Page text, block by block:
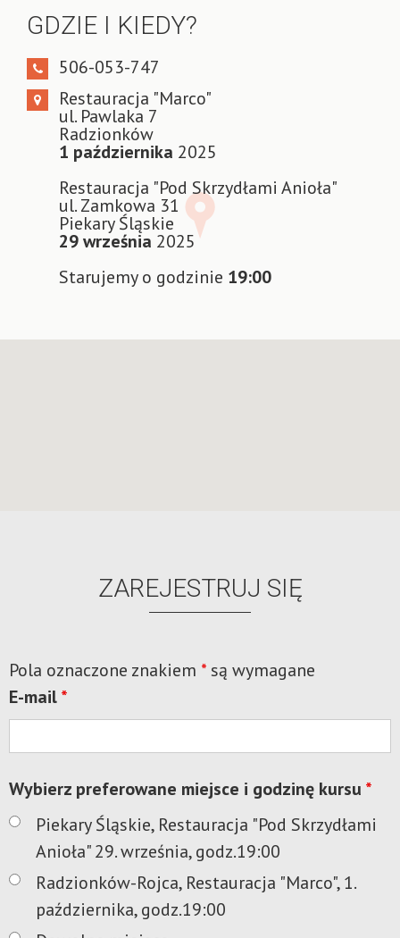
GDZIE I KIEDY?
506-053-747
Restauracja "Marco"
ul. Pawlaka 7
Radzionków
1 października 2025
Restauracja "Pod Skrzydłami Anioła"
ul. Zamkowa 31
Piekary Śląskie
29 września 2025
Starujemy o godzinie 19:00
ZAREJESTRUJ SIĘ
Pola oznaczone znakiem * są wymagane
E-mail*
Wybierz preferowane miejsce i godzinę kursu *
Piekary Śląskie, Restauracja "Pod Skrzydłami
Anioła" 29. września, godz.19:00
Radzionków-Rojca, Restauracja "Marco", 1.
października, godz.19:00